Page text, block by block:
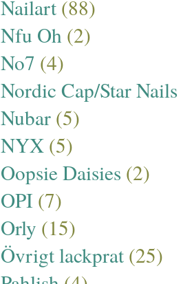
Nailart (88)
Nfu Oh (2)
No7 (4)
Nordic Cap/Star Nails
Nubar (5)
NYX (5)
Oopsie Daisies (2)
OPI (7)
Orly (15)
Övrigt lackprat (25)